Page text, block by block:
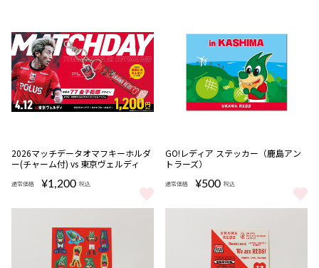
2026マッチデータオマフキーホルダ
ー(チャーム付) vs 東京ヴェルディ
通常価格 ¥1,200 税込
2026マッチデータオマフキーホルダー(チャーム付) vs 東京ヴェルデ
GO!レディア ステッカー（鹿島アン
トラーズ）
通常価格 ¥500 税込
GO!レディア ステッカー（鹿島